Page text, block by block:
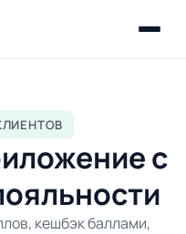
с
кешбэк баллами,